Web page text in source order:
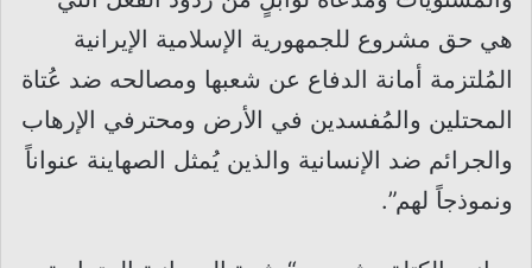
هي حق مشروع للجمهورية الإسلامية الإيرانية
المُلتزمة أمانة الدفاع عن شعبها ومصالحه ضد عُتاة
المحتلين والمُفسدين في الأرض ومحترفي الإرهاب
والجرائم ضد الإنسانية والذين يُمثل الصهاينة عنواناً
ونموذجاً لهم”.